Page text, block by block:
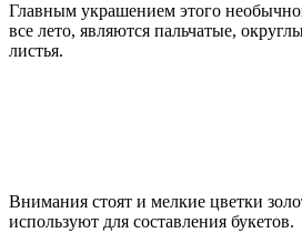
Главным украшением этого
все лето, являются пальчатые,
листья.
Внимания стоят и мелкие цветки
используют для составления букетов.